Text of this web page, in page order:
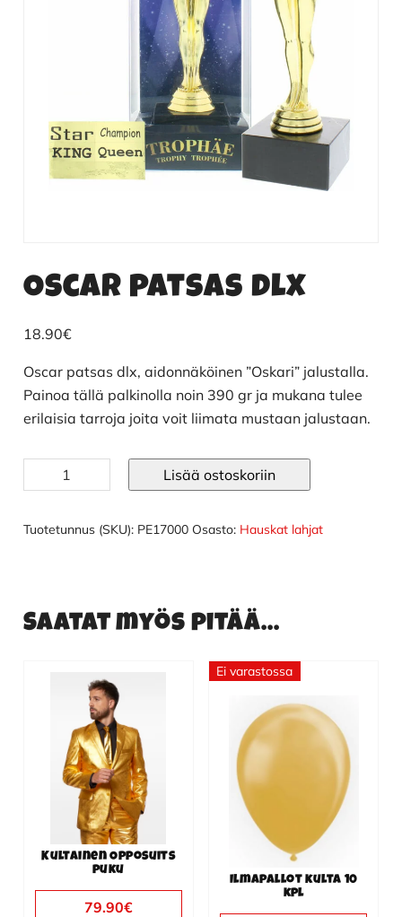
Oscar patsas dlx
18.90€
Oscar patsas dlx, aidonnäköinen ”Oskari” jalustalla.
Painoa tällä palkinolla noin 390 gr ja mukana tulee
erilaisia tarroja joita voit liimata mustaan jalustaan.
patsas
määrä
Lisää ostoskoriin
Tuotetunnus (SKU): PE17000 Osasto: Hauskat lahjat
Saatat myös pitää...
Kultainen Opposuits
puku
79.90€
tuotteella
useampi
muunnelma.
valinnat
sivulla.
Ei varastossa
Ilmapallot kulta 10
kpl